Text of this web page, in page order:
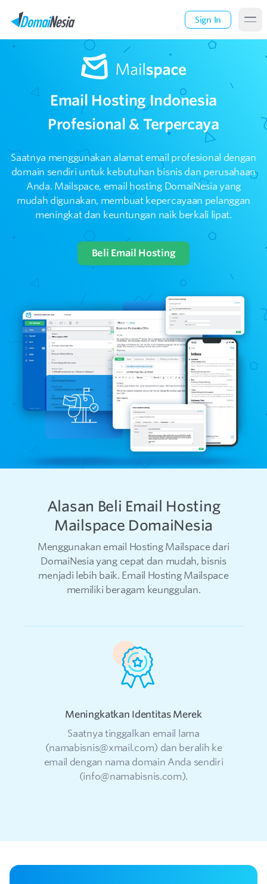
Sign In
Email Hosting Indonesia
Profesional & Terpercaya
Saatnya menggunakan alamat email profesional dengan
domain sendiri untuk kebutuhan bisnis dan perusahaan
Anda. Mailspace, email hosting DomaiNesia yang
mudah digunakan, membuat kepercayaan pelanggan
meningkat dan keuntungan naik berkali lipat.
Beli Email Hosting
Alasan Beli Email Hosting
Mailspace DomaiNesia
Menggunakan email Hosting Mailspace dari
DomaiNesia yang cepat dan mudah, bisnis
menjadi lebih baik. Email Hosting Mailspace
memiliki beragam keunggulan.
Meningkatkan Identitas Merek
Saatnya tinggalkan email lama
(namabisnis@xmail.com) dan beralih ke
email dengan nama domain Anda sendiri
(info@namabisnis.com).